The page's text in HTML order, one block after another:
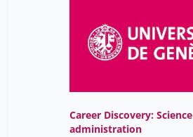
Career Discovery: Science
administration